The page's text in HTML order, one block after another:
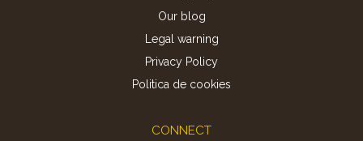
Our blog
Legal warning
Privacy Policy
Politica de cookies
CONNECT